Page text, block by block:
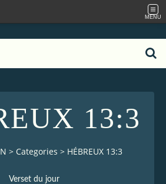
MENU
13:3
> Categories > HÉBREUX 13:3
Verset du jour